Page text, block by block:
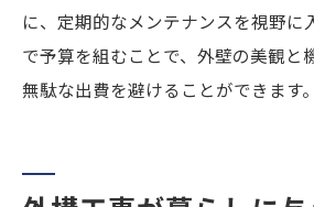
に、定期的なメンテナンスを視野に
で予算を組むことで、外壁の美観と
無駄な出費を避けることができます。